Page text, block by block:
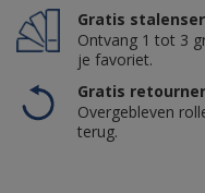
Gratis
Ontvang 1 tot 3
je favoriet.
Gratis
Overgebleven
terug.